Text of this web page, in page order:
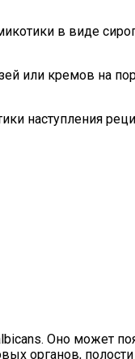
в виде
или кремов на
наступления
Оно может
органов,